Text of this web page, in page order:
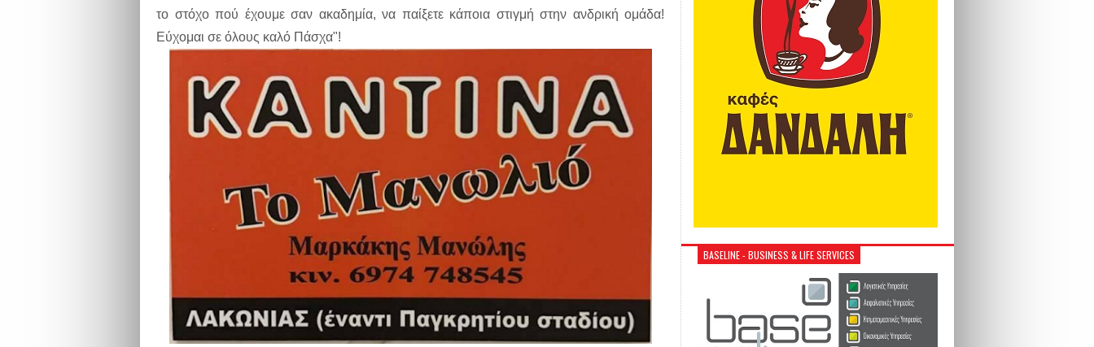
το στόχο πού έχουμε σαν ακαδημία, να παίξετε κάποια στιγμή στην ανδρική ομάδα!
Εύχομαι σε όλους καλό Πάσχα"!
BASELINE - BUSINESS & LIFE SERVICES